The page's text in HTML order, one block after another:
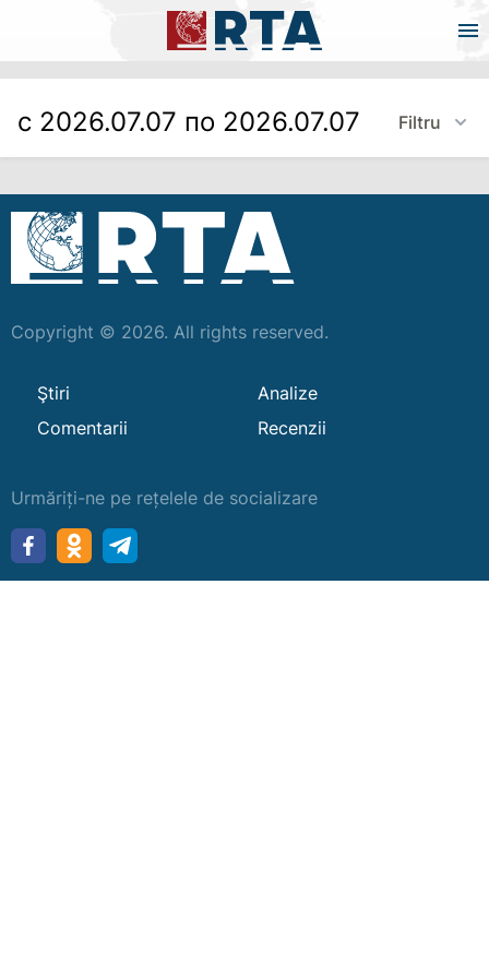
с 2026.07.07 по 2026.07.07 Filtru
Copyright © 2026. All rights reserved.
Ştiri
Analize
Comentarii
Recenzii
Urmăriți-ne pe rețelele de socializare